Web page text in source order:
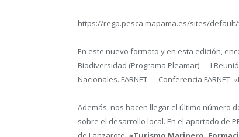
https://regp.pesca.mapama.es/sites/
En este nuevo formato y en esta edición,
Biodiversidad (Programa Pleamar) — I
Nacionales. FARNET — Conferencia
Además, nos hacen llegar el último número
sobre el desarrollo local. En el apartado de